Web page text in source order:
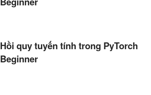
Hồi quy tuyến tính trong PyTorch
Beginner